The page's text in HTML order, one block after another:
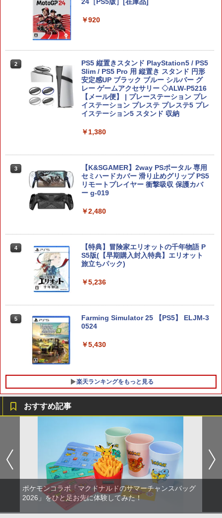
￥6,455
Nintendo Switch 2(日本語・国内専用)
￥55,603
4
ニンテンドープリペイド番号 9000円|オ
ンラインコード版
￥9,000
ンラインコード版
￥5,000
￥7,286
【純正品】ディスクドライブ(CFI-ZDD1
J) PlayStation 5
￥11,849
4
【純正品】DualSense ワイヤレスコン
トローラー ミッドナイト ブラック(CFI-
ZCT2J01)
￥10,737
5
【純正品】DualSense ワイヤレスコン
トローラー(CFI-ZCT2J)
￥10,737
Xbox プリペイドカード 5,000円 デジタ
￥5,000
【純正品】Xbox ワイヤレス コントロー
ラー (ロボット ホワイト)
【純正品】Xbox 充電式バッテリー + US
B-C ケーブル
￥2,618
ラー (カーボンブラック)
￥8,020
り来たる！スタジオ描き下ろしイラスト
2
劇場版「鬼滅の刃」無限城編 第一章 猗
窩座再来 通常版 [Blu-ray]
￥3,964
劇場版「鬼滅の刃」無限城編 第一章 猗
￥3,523
窩座再来 完全生産限定版 [Blu-ray]
第三章 蛇神 (オリジナル特典:オリジナル
￥9,900
用アナログスティックカバー リラック
2
[メール便OK]【新品】【NS2H】ゲーム
用アナログスティックカバー リラック
マ すやすやコリラックマ[在庫品]
￥750
[メール便OK]【新品】【NS2H】ゲーム
￥750
用アナログスティックカバー コリラッ
￥750
キャラクターEVAポーチ for ニンテンド
￥3,938
24［PS5版］[在庫品]
￥920
2
PS5 縦置きスタンド PlayStation5 / PS5
Slim / PS5 Pro 用 縦置き スタンド 円形
安定感UP ブラック ブルー シルバー グ
レー ゲームアクセサリー ◇ALW-P5216
【メール便】 | プレーステーション プレ
イステーション プレステ プレステ5 プレ
イステーション5 スタンド 収納
￥1,380
3
【K&SGAMER】2way PSポータル 専用
セミハードカバー 滑り止めグリップ PS5
リモートプレイヤー 衝撃吸収 保護カバ
ー g-019
￥2,480
4
【特典】冒険家エリオットの千年物語 P
S5版(【早期購入封入特典】エリオット
旅立ちパック)
￥5,236
5
Farming Simulator 25 【PS5】 ELJM-3
0524
￥5,430
楽天ランキングをもっと見る
【中古】 この世界の片隅に ブックレッ
ト付 / 片渕須直 / バンダイビジュアル [Bl
u-ray]【メール便送料無料】【最短翌日
配達対応】
￥1,243
おすすめ記事
ポケモンコラボ「マクドナルドのサマーチャンスバッグ
2026」をひと足お先に体験してみた！